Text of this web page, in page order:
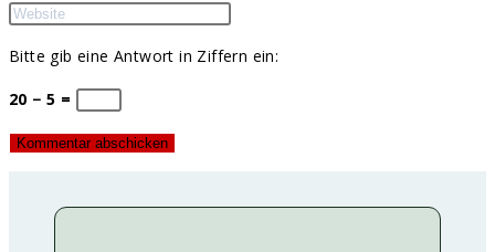
Namen
Benutzernamen
zum
ein
deine
Mail-
Adresse
Kommentieren
Gib
Website-
URL
(optional)
Bitte gib eine Antwort in Ziffern ein:
20 − 5 =